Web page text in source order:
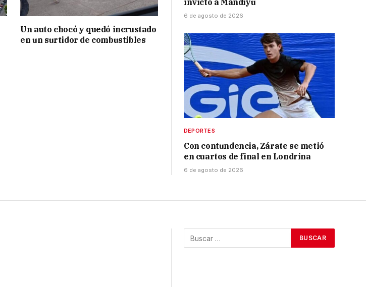
Un auto chocó y quedó incrustado
en un surtidor de combustibles
invicto a Mandiyú
6 de agosto de 2026
DEPORTES
Con contundencia, Zárate se metió
en cuartos de final en Londrina
6 de agosto de 2026